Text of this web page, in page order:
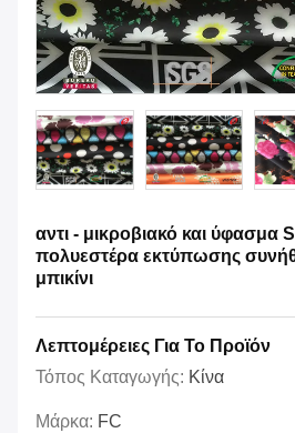
αντι - μικροβιακό και ύφασμα
πολυεστέρα εκτύπωσης
μπικίνι
Λεπτομέρειες Για Το Προϊόν
Τόπος Καταγωγής: Κίνα
Μάρκα: FC